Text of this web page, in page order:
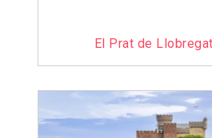
El Prat de Llobregat